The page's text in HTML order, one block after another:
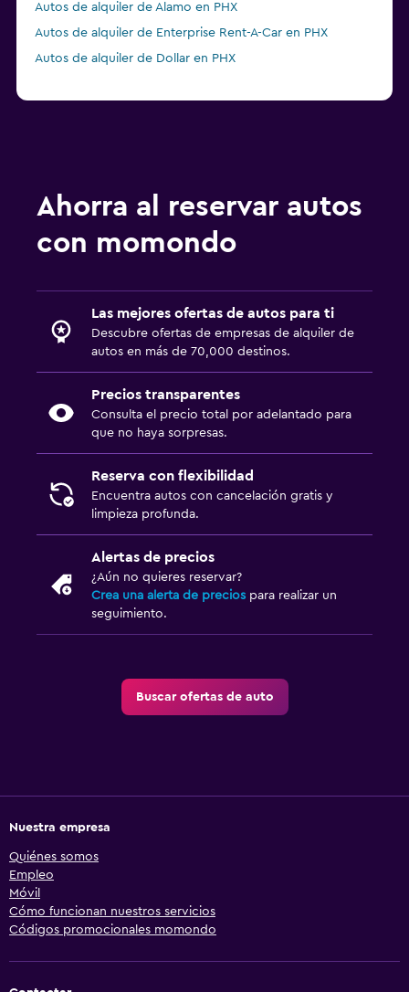
Autos de alquiler de Alamo en PHX
Autos de alquiler de Enterprise Rent-A-Car en PHX
Autos de alquiler de Dollar en PHX
Ahorra al reservar autos
con momondo
Las mejores ofertas de autos para ti
Descubre ofertas de empresas de alquiler de
autos en más de 70,000 destinos.
Precios transparentes
Consulta el precio total por adelantado para
que no haya sorpresas.
Reserva con flexibilidad
Encuentra autos con cancelación gratis y
limpieza profunda.
Alertas de precios
¿Aún no quieres reservar?
Crea una alerta de precios para realizar un
seguimiento.
Buscar ofertas de auto
Nuestra empresa
Quiénes somos
Empleo
Móvil
Cómo funcionan nuestros servicios
Códigos promocionales momondo